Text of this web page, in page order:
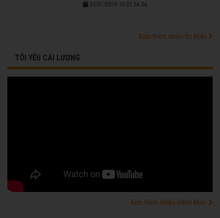
03/01/2019 10:01:54 SA
Xem thêm nhiều tin khác
TÔI YÊU CẢI LƯƠNG
Xem thêm nhiều video khác